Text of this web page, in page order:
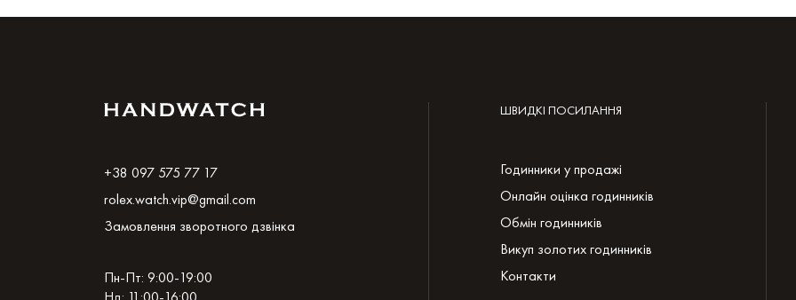
+38 097 575 77 17
rolex.watch.vip@gmail.com
Замовлення зворотного дзвінка
Пн-Пт: 9:00-19:00
ШВИДКІ ПОСИЛАННЯ
Годинники у продажі
Онлайн оцінка годинників
Обмін годинників
Викуп золотих годинників
Контакти